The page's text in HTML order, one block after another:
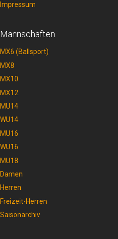
Impressum
Mannschaften
MX6 (Ballsport)
MX8
MX10
MX12
MU14
WU14
MU16
WU16
MU18
Damen
Herren
Freizeit-Herren
Saisonarchiv